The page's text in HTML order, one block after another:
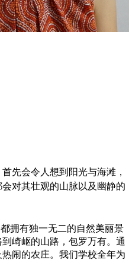
先会令人想到阳光与海滩，
对其壮观的山脉以及幽静的
拥有独一无二的自然美丽景
崎岖的山路，包罗万有。通
闹的农庄。我们学校全年为